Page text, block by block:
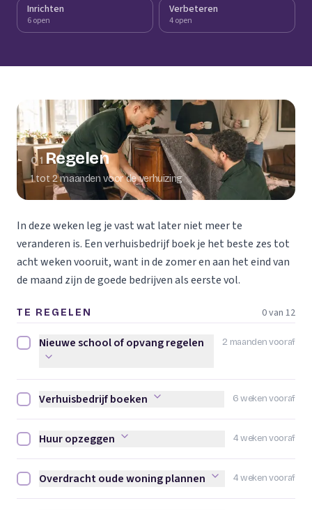
Inrichten
6 open
Verbeteren
4 open
01 Regelen
1 tot 2 maanden voor de verhuizing
In deze weken leg je vast wat later niet meer te
veranderen is. Een verhuisbedrijf boek je het beste zes tot
acht weken vooruit, want in de zomer en aan het eind van
de maand zijn de goede bedrijven als eerste vol.
TE REGELEN 0 van 12
2 maanden vooraf
Nieuwe school of opvang regelen afvinken
Nieuwe school of opvang regelen
6 weken vooraf
Verhuisbedrijf boeken afvinken
Verhuisbedrijf boeken
4 weken vooraf
Huur opzeggen afvinken
Huur opzeggen
4 weken vooraf
Overdracht oude woning plannen afvinken
Overdracht oude woning plannen